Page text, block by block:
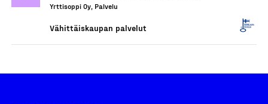
Yrttisoppi Oy, Palvelu
Vähittäiskaupan palvelut